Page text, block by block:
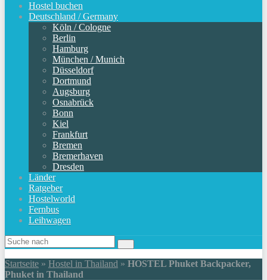
Hostel buchen
Deutschland / Germany
Köln / Cologne
Berlin
Hamburg
München / Munich
Düsseldorf
Dortmund
Augsburg
Osnabrück
Bonn
Kiel
Frankfurt
Bremen
Bremerhaven
Dresden
Länder
Ratgeber
Hostelworld
Fernbus
Leihwagen
Startseite » Hostel in Thailand » HOSTEL Phuket Backpacker,
Phuket in Thailand